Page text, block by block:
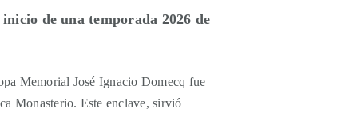
de una temporada 2026 de
Memorial José Ignacio Domecq fue
Monasterio. Este enclave, sirvió